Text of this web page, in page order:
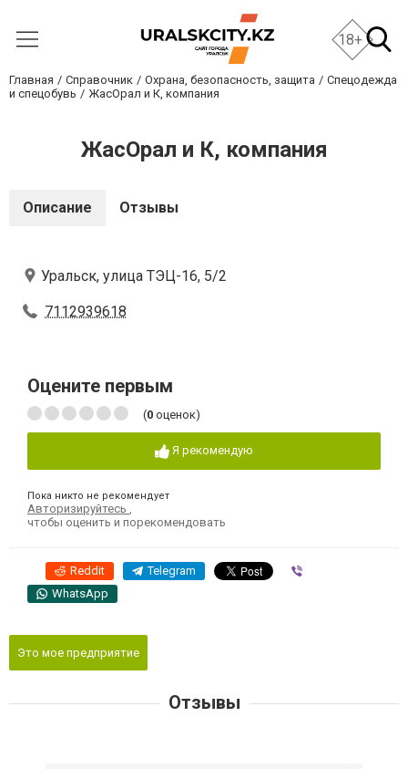
18+
Главная Справочник Охрана, безопасность, защита
Спецодежда
и спецобувь
ЖасОрал и К, компания
ЖасОрал и К, компания
Описание Отзывы
Уральск, улица ТЭЦ-16, 5/2
7112939618
Оцените первым
(0 оценок)
Я рекомендую
Пока никто не рекомендует
Авторизируйтесь
чтобы оценить и порекомендовать
Reddit Telegram
WhatsApp
Это мое предприятие
Отзывы